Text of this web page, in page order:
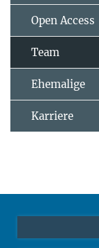
Open Access
Team
Ehemalige
Karriere